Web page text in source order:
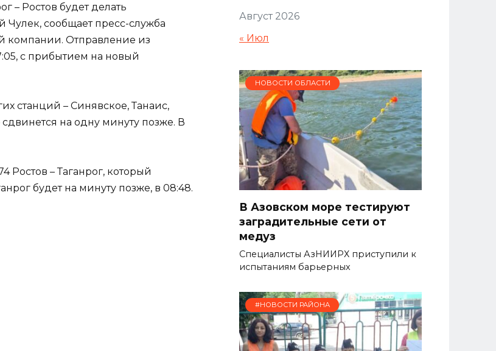
– Ростов будет делать
Чулек, сообщает пресс-служба
компании. Отправление из
с прибытием на новый
станций – Синявское, Танаис,
на одну минуту позже. В
Ростов – Таганрог, который
будет на минуту позже, в 08:48.
Август 2026
« Июл
НОВОСТИ ОБЛАСТИ
В Азовском море тестируют
заградительные сети от
медуз
Специалисты АзНИИРХ приступили к
испытаниям барьерных
#НОВОСТИ РАЙОНА